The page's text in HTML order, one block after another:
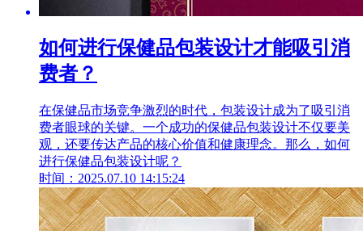
如何进行保健品包装设计才能吸引消
费者？
在保健品市场竞争激烈的时代，包装设计成为了吸引消
费者眼球的关键。一个成功的保健品包装设计不仅要美
观，还要传达产品的核心价值和健康理念。那么，如何
进行保健品包装设计呢？
时间：2025.07.10 14:15:24